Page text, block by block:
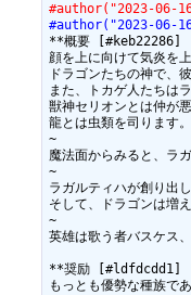
#author("2023-06-
#author("2023-06-
**概要 [#keb22286]
顔を上に向けて気炎を
ドラゴンたちの神で、
また、トカゲ人たちは
獣神セリオンとは仲が
龍とは虫類を司ります
~
魔法面からみると、ラ
~
ラガルティハが創り出
そして、ドラゴンは増
~
英雄は歌う者バスケス
**奨励 [#ldfdcdd1]